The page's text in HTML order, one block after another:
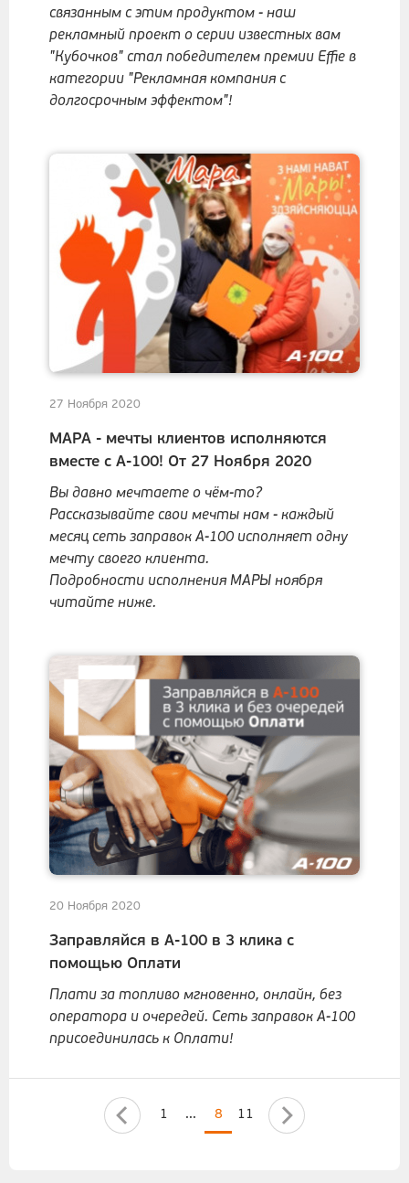
связанным с этим продуктом - наш
рекламный проект о серии известных вам
"Кубочков" стал победителем премии Effie в
категории "Рекламная компания с
долгосрочным эффектом"!
27 Ноября 2020
МАРА - мечты клиентов исполняются
вместе с А-100! От 27 Ноября 2020
Вы давно мечтаете о чём-то?
Рассказывайте свои мечты нам - каждый
месяц сеть заправок А-100 исполняет одну
мечту своего клиента.
Подробности исполнения МАРЫ ноября
читайте ниже.
20 Ноября 2020
Заправляйся в А-100 в 3 клика с
помощью Оплати
Плати за топливо мгновенно, онлайн, без
оператора и очередей. Сеть заправок А-100
присоединилась к Оплати!
1 ... 8 11